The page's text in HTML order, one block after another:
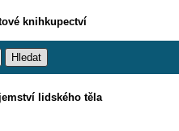
knihkupectví
lidského těla